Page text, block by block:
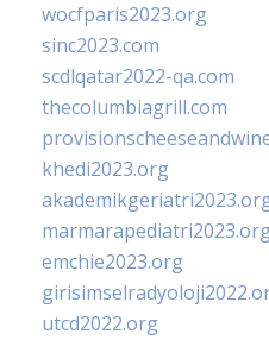
wocfparis2023.org
sinc2023.com
scdlqatar2022-qa.com
thecolumbiagrill.com
khedi2023.org
emchie2023.org
utcd2022.org